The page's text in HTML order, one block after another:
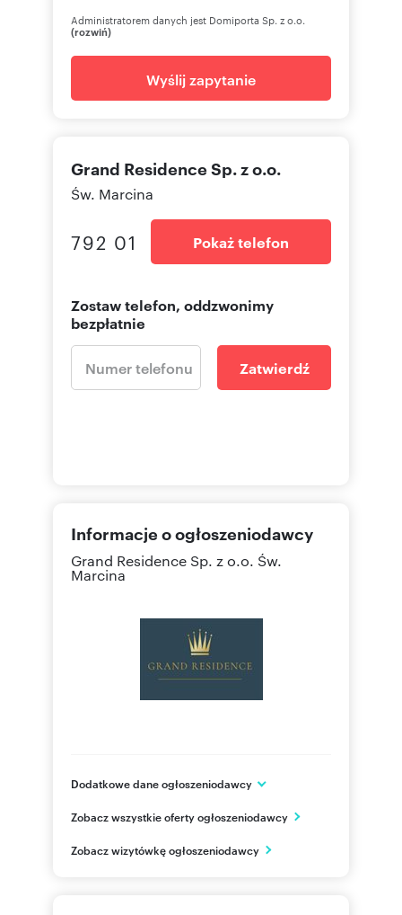
Administratorem danych jest Domiporta Sp. z o.o.
(rozwiń)
Wyślij zapytanie
Grand Residence Sp. z o.o.
Św. Marcina
792 01 Pokaż telefon
Zostaw telefon, oddzwonimy
bezpłatnie
Zatwierdź
Informacje o ogłoszeniodawcy
Grand Residence Sp. z o.o. Św.
Marcina
Dodatkowe dane ogłoszeniodawcy
Al.. Armii Krajowej 4A
podkarpackie
Zobacz wszystkie oferty ogłoszeniodawcy
Zobacz wizytówkę ogłoszeniodawcy